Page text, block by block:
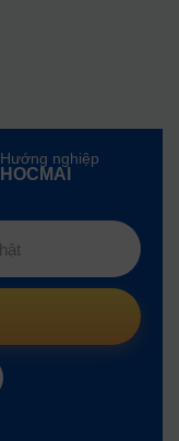
Hướng nghiệp
HOCMAI